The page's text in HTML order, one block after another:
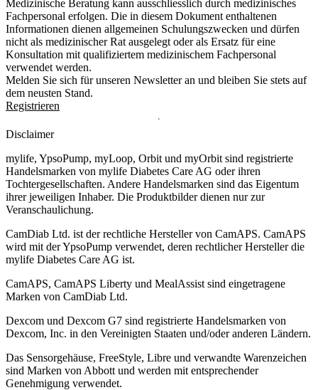
Medizinische Beratung kann ausschliesslich durch medizinisches
Fachpersonal erfolgen. Die in diesem Dokument enthaltenen
Informationen dienen allgemeinen Schulungszwecken und dürfen
nicht als medizinischer Rat ausgelegt oder als Ersatz für eine
Konsultation mit qualifiziertem medizinischem Fachpersonal
verwendet werden.
Melden Sie sich für unseren Newsletter an und bleiben Sie stets auf
dem neusten Stand.
Registrieren
Disclaimer
mylife, YpsoPump, myLoop, Orbit und myOrbit sind registrierte
Handelsmarken von mylife Diabetes Care AG oder ihren
Tochtergesellschaften. Andere Handelsmarken sind das Eigentum
ihrer jeweiligen Inhaber. Die Produktbilder dienen nur zur
Veranschaulichung.
CamDiab Ltd. ist der rechtliche Hersteller von CamAPS. CamAPS
wird mit der YpsoPump verwendet, deren rechtlicher Hersteller die
mylife Diabetes Care AG ist.
CamAPS, CamAPS Liberty und MealAssist sind eingetragene
Marken von CamDiab Ltd.
Dexcom und Dexcom G7 sind registrierte Handelsmarken von
Dexcom, Inc. in den Vereinigten Staaten und/oder anderen Ländern.
Das Sensorgehäuse, FreeStyle, Libre und verwandte Warenzeichen
sind Marken von Abbott und werden mit entsprechender
Genehmigung verwendet.